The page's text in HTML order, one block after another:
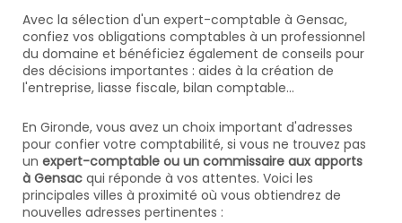
Avec la sélection d'un expert-comptable à Gensac,
confiez vos obligations comptables à un professionnel
du domaine et bénéficiez également de conseils pour
des décisions importantes : aides à la création de
l'entreprise, liasse fiscale, bilan comptable...
En Gironde, vous avez un choix important d'adresses
pour confier votre comptabilité, si vous ne trouvez pas
un expert-comptable ou un commissaire aux apports
à Gensac qui réponde à vos attentes. Voici les
principales villes à proximité où vous obtiendrez de
nouvelles adresses pertinentes :